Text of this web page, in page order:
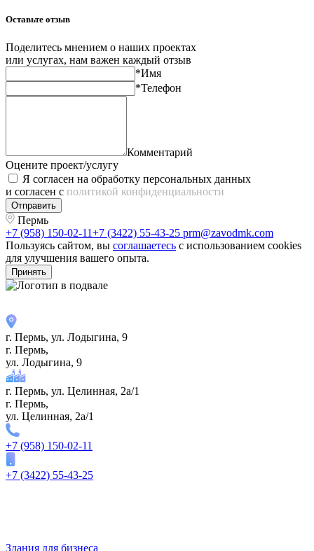
Оставьте отзыв
Поделитесь мнением о наших проектах
или услугах, нам важен каждый отзыв
*Имя
*Телефон
Комментарий
Оцените проект/услугу
Я согласен на обработку персональных данных
и согласен с политикой конфиденциальности
Отправить
Пермь
+7 (958) 150-02-11+7 (3422) 55-43-25 prm@zavodmk.com
Пользуясь сайтом, вы соглашаетесь с использованием cookies
для улучшения вашего опыта.
Принять
г. Пермь, ул. ​Лодыгина, 9
г. Пермь,
ул. ​Лодыгина, 9
г. Пермь, ул. Целинная, 2а/1
г. Пермь,
ул. Целинная, 2а/1
+7 (958) 150-02-11
+7 (3422) 55-43-25
Здания для бизнеса